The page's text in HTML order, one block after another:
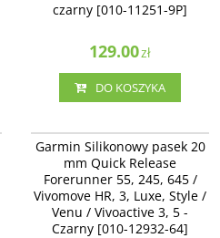
czarny [010-11251-9P]
129.00zł
DO KOSZYKA
Garmin Silikonowy pasek 20 mm
Quick Release Forerunner 55, 245,
645 / Vivomove HR, 3, Luxe, Style /
Venu / Vivoactive 3, 5 - Czarny
[010-12932-64]
Garmin Silikonowy pasek 20
mm Quick Release
Forerunner 55, 245, 645 /
Vivomove HR, 3, Luxe, Style /
Venu / Vivoactive 3, 5 -
Czarny [010-12932-64]